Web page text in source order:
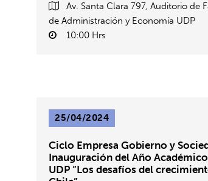
Av. Santa Clara 797, Auditorio de
de Administración y Economía UDP
10:00 Hrs
25/04/2024
Ciclo Empresa Gobierno y
Inauguración del Año Académico
UDP “Los desafíos del